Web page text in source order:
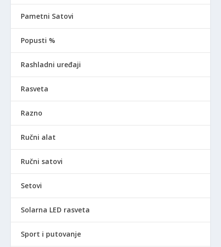
Pametni Satovi
Popusti %
Rashladni uređaji
Rasveta
Razno
Ručni alat
Ručni satovi
Setovi
Solarna LED rasveta
Sport i putovanje